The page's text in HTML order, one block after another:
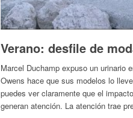
Verano: desfile de
Marcel Duchamp expuso un urinario
Owens hace que sus modelos lo
puedes ver claramente que el
generan atención. La atención trae